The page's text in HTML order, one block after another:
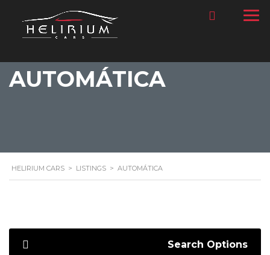
AUTOMÁTICA
HELIRIUM CARS > LISTINGS > AUTOMÁTICA
Search Options